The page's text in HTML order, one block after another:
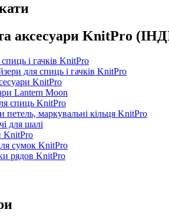
аксесуари KnitPro
і гачків KnitPro
для спиць і гачків KnitPro
KnitPro
Lantern Moon
спиць KnitPro
петель, маркувальні кільця KnitPro
для шалі
KnitPro
сумок KnitPro
рядов KnitPro